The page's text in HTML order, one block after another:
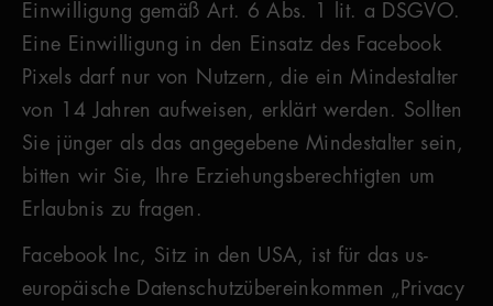
Einwilligung gemäß Art. 6 Abs. 1 lit. a DSGVO.
Eine Einwilligung in den Einsatz des Facebook
Pixels darf nur von Nutzern, die ein Mindestalter
von 14 Jahren aufweisen, erklärt werden. Sollten
Sie jünger als das angegebene Mindestalter sein,
bitten wir Sie, Ihre Erziehungsberechtigten um
Erlaubnis zu fragen.
Facebook Inc, Sitz in den USA, ist für das us-
europäische Datenschutzübereinkommen „Privacy